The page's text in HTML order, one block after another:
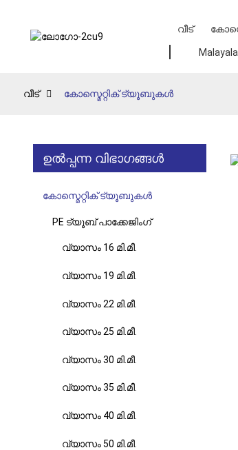
വീട്
വീട് കോസ്മെറ്റിക് ട്യൂബുകൾ
ഉൽപ്പന്ന വിഭാഗങ്ങൾ
കോസ്മെറ്റിക് ട്യൂബുകൾ
PE ട്യൂബ് പാക്കേജിംഗ്
വ്യാസം 16 മി.മീ.
വ്യാസം 19 മി.മീ.
വ്യാസം 22 മി.മീ.
വ്യാസം 25 മി.മീ.
വ്യാസം 30 മി.മീ.
വ്യാസം 35 മി.മീ.
വ്യാസം 40 മി.മീ.
വ്യാസം 50 മി.മീ.